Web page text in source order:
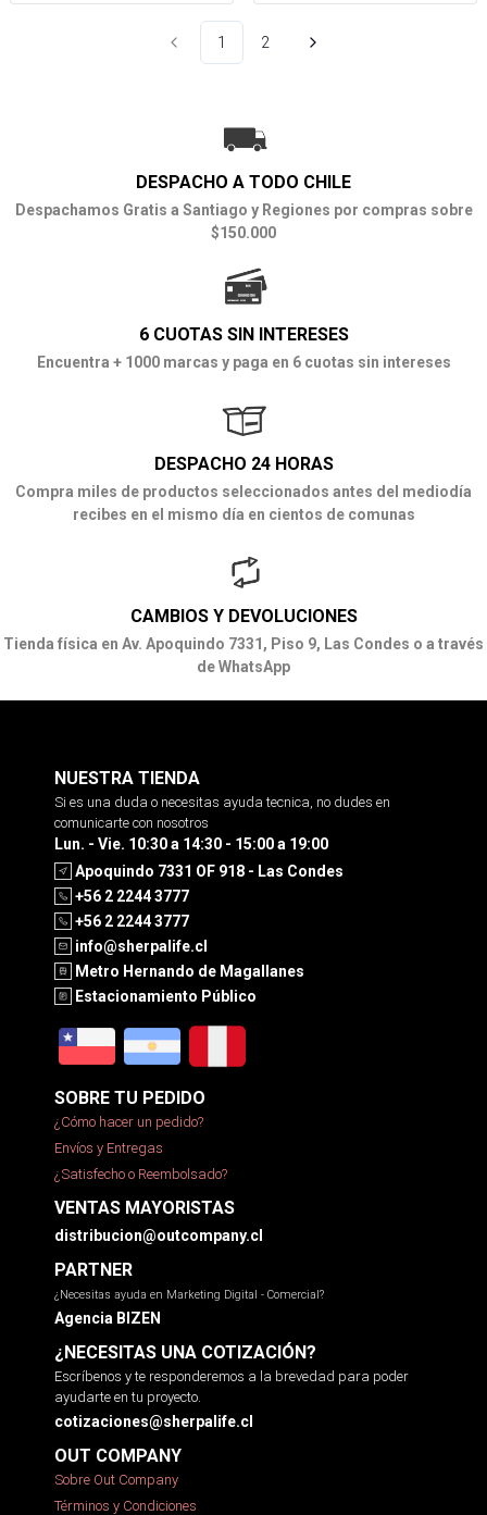
1 2
DESPACHO A TODO CHILE
Despachamos Gratis a Santiago y Regiones por compras sobre
$150.000
6 CUOTAS SIN INTERESES
Encuentra + 1000 marcas y paga en 6 cuotas sin intereses
DESPACHO 24 HORAS
Compra miles de productos seleccionados antes del mediodía
recibes en el mismo día en cientos de comunas
CAMBIOS Y DEVOLUCIONES
Tienda física en Av. Apoquindo 7331, Piso 9, Las Condes o a través
de WhatsApp
NUESTRA TIENDA
Si es una duda o necesitas ayuda tecnica, no dudes en
comunicarte con nosotros
Lun. - Vie. 10:30 a 14:30 - 15:00 a 19:00
Apoquindo 7331 OF 918 - Las Condes
+56 2 2244 3777
+56 2 2244 3777
info@sherpalife.cl
Metro Hernando de Magallanes
Estacionamiento Público
SOBRE TU PEDIDO
¿Cómo hacer un pedido?
Envíos y Entregas
¿Satisfecho o Reembolsado?
VENTAS MAYORISTAS
distribucion@outcompany.cl
PARTNER
¿Necesitas ayuda en Marketing Digital - Comercial?
Agencia BIZEN
¿NECESITAS UNA COTIZACIÓN?
Escríbenos y te responderemos a la brevedad para poder
ayudarte en tu proyecto.
cotizaciones@sherpalife.cl
OUT COMPANY
Sobre Out Company
Términos y Condiciones